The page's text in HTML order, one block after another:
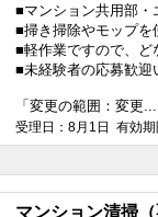
■マンション共用部・
■掃き掃除やモップを
■軽作業ですので、ど
■未経験者の応募歓迎
「変更の範囲：変更
受理日：8月1日 有効
マンション清掃（